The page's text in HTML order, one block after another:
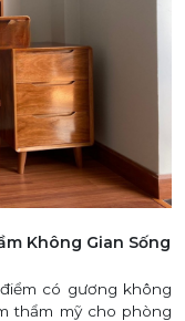
Không Gian Sống
có gương không
thẩm mỹ cho phòng